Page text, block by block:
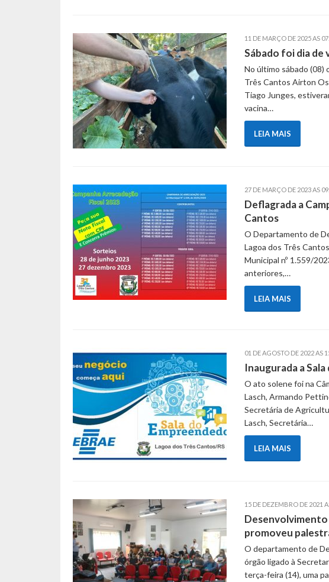
11 DE MARÇO DE 2025 AS
Sábado foi dia de
No último sábado (08)
Três Cantos Airton
Tiago Junges,
vacina…
LEIA MAIS
27 DE MARÇO DE 2023 AS
Deflagrada a
Cantos
O Departamento de
Lagoa dos Três
Municipal nº 1.559/
anteriores,…
LEIA MAIS
01 DE AGOSTO DE 2022 AS
Inaugurada a
O ato solene foi na
Lasch, Armando
Secretária de
Lasch, Secretária…
LEIA MAIS
15 DE DEZEMBRO DE 2021
Desenvolvimento
promoveu
O departamento de
órgão ligado à
terça-feira (14), uma